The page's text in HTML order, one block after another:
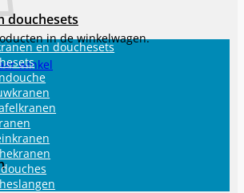
in de winkelwagen.
winkel
douchesets
en douchesets